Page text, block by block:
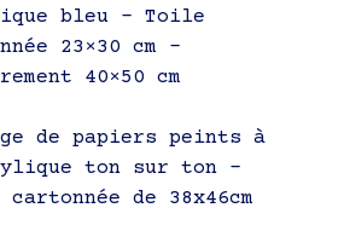
bleu – Toile
23×30 cm –
40×50 cm
de papiers peints à
ton sur ton –
de 38x46cm